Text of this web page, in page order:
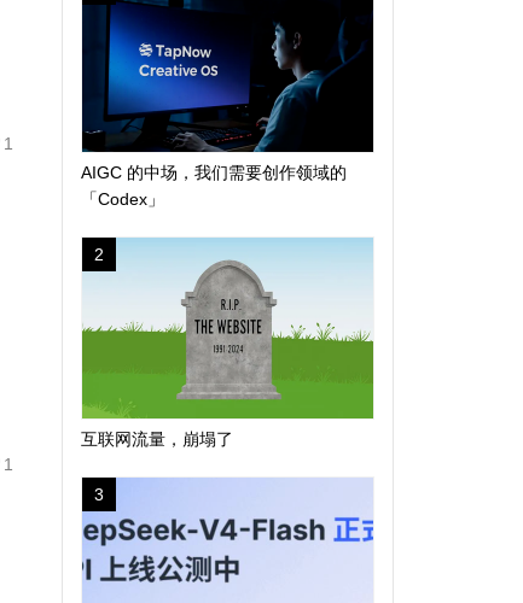
1
1
AIGC 的中场，我们需要创作领域的
「Codex」
2
互联网流量，崩塌了
3